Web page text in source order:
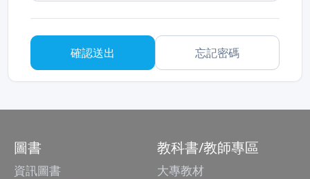
忘記密碼
圖書
資訊圖書
教科書/教師專區
大專教材